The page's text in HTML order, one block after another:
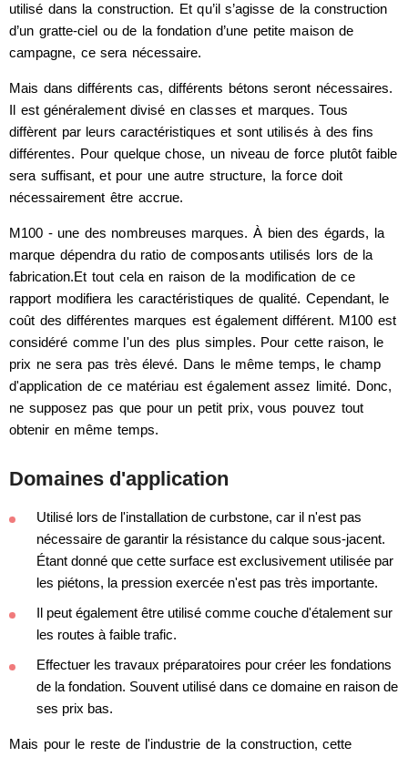
utilisé dans la construction. Et qu’il s’agisse de la construction
d’un gratte-ciel ou de la fondation d’une petite maison de
campagne, ce sera nécessaire.
Mais dans différents cas, différents bétons seront nécessaires.
Il est généralement divisé en classes et marques. Tous
diffèrent par leurs caractéristiques et sont utilisés à des fins
différentes. Pour quelque chose, un niveau de force plutôt faible
sera suffisant, et pour une autre structure, la force doit
nécessairement être accrue.
M100 - une des nombreuses marques. À bien des égards, la
marque dépendra du ratio de composants utilisés lors de la
fabrication.Et tout cela en raison de la modification de ce
rapport modifiera les caractéristiques de qualité. Cependant, le
coût des différentes marques est également différent. M100 est
considéré comme l'un des plus simples. Pour cette raison, le
prix ne sera pas très élevé. Dans le même temps, le champ
d'application de ce matériau est également assez limité. Donc,
ne supposez pas que pour un petit prix, vous pouvez tout
obtenir en même temps.
Domaines d'application
Utilisé lors de l'installation de curbstone, car il n'est pas
nécessaire de garantir la résistance du calque sous-jacent.
Étant donné que cette surface est exclusivement utilisée par
les piétons, la pression exercée n'est pas très importante.
Il peut également être utilisé comme couche d'étalement sur
les routes à faible trafic.
Effectuer les travaux préparatoires pour créer les fondations
de la fondation. Souvent utilisé dans ce domaine en raison de
ses prix bas.
Mais pour le reste de l'industrie de la construction, cette